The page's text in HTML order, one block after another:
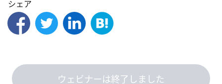
シェア
ウェビナーは終了しました